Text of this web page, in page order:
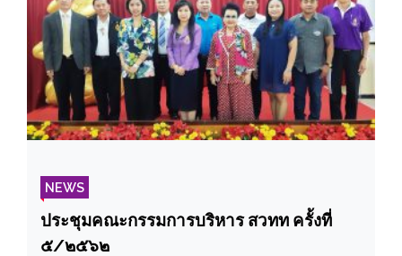
NEWS
ประชุมคณะกรรมการบริหาร สวทท ครั้งที่
๕/๒๕๖๒